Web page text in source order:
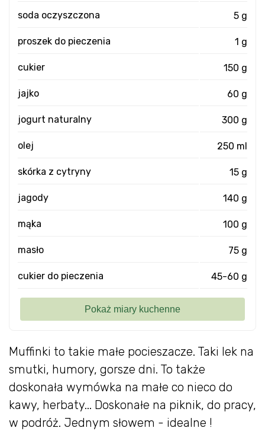
Muffinki to takie małe pocieszacze. Taki lek na
smutki, humory, gorsze dni. To także
doskonała wymówka na małe co nieco do
kawy, herbaty... Doskonałe na piknik, do pracy,
w podróż. Jednym słowem - idealne !
soda oczyszczona 5 g
proszek do pieczenia 1 g
cukier 150 g
jajko 60 g
jogurt naturalny 300 g
olej 250 ml
skórka z cytryny 15 g
jagody 140 g
mąka 100 g
masło 75 g
cukier do pieczenia 45-60 g